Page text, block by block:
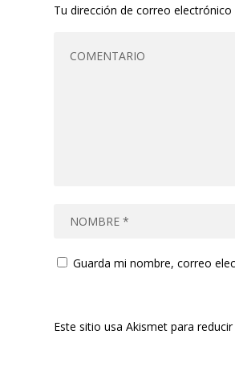
Tu dirección de correo electrónico
Guarda mi nombre, correo
Este sitio usa Akismet para